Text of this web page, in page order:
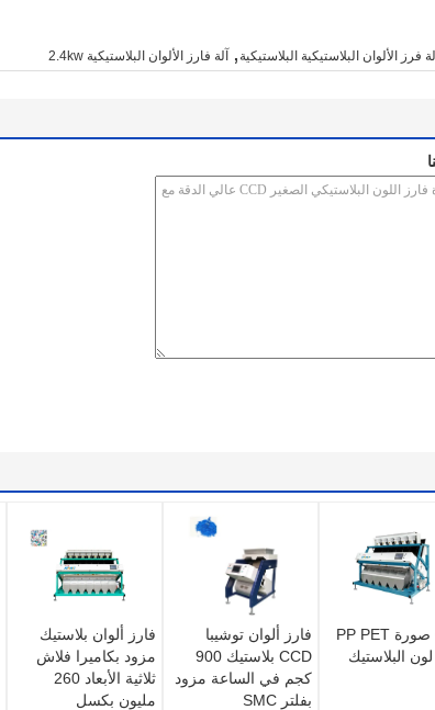
آلة فرز الألوان البلاستيكية البلاستيكية , آلة فارز الألوان البلاستيكية 2.4kw
فارز ألوان بلاستيك
مزود بكاميرا فلاش
ثلاثية الأبعاد 260
مليون بكسل
فارز ألوان توشيبا
CCD بلاستيك 900
كجم في الساعة مزود
بفلتر SMC
CCD صورة PP PET
PVC لون البلاستيك